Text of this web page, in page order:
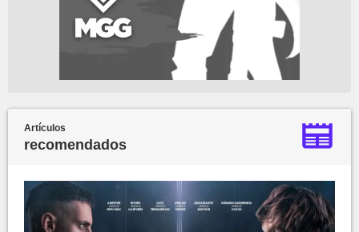
Artículos
recomendados